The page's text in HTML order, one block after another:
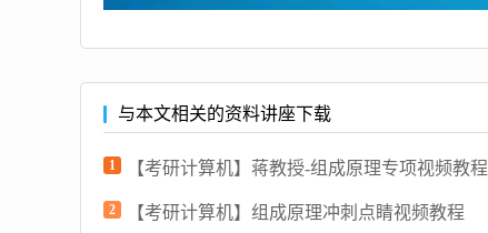
与本文相关的资料讲座下载
1 【考研计算机】蒋教授-组成原理专项视频教程
2 【考研计算机】组成原理冲刺点睛视频教程